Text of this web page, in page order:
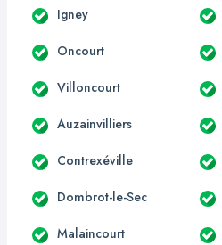
Igney
Oncourt
Villoncourt
Auzainvilliers
Contrexéville
Dombrot-le-Sec
Malaincourt